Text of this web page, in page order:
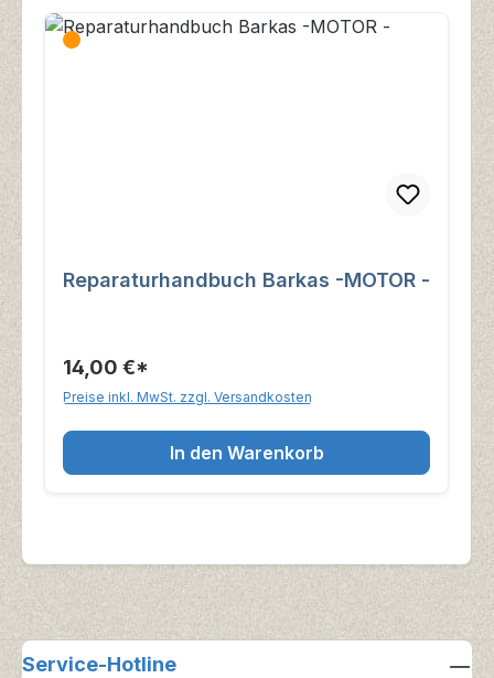
Reparaturhandbuch Barkas -MOTOR -
14,00 €*
Preise inkl. MwSt. zzgl. Versandkosten
In den Warenkorb
Service-Hotline